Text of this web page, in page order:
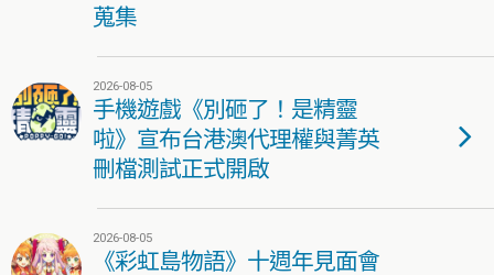
蒐集
2026-08-05
手機遊戲《別砸了！是精靈
啦》宣布台港澳代理權與菁英
刪檔測試正式開啟
2026-08-05
《彩虹島物語》十週年見面會